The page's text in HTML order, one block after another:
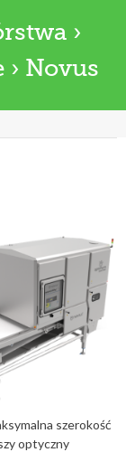
›
› Novus
szerokość
optyczny